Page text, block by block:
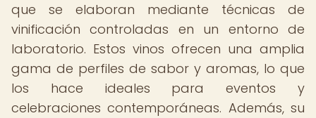
que se elaboran mediante técnicas de
vinificación controladas en un entorno de
laboratorio. Estos vinos ofrecen una amplia
gama de perfiles de sabor y aromas, lo que
los hace ideales para eventos y
celebraciones contemporáneas. Además, su